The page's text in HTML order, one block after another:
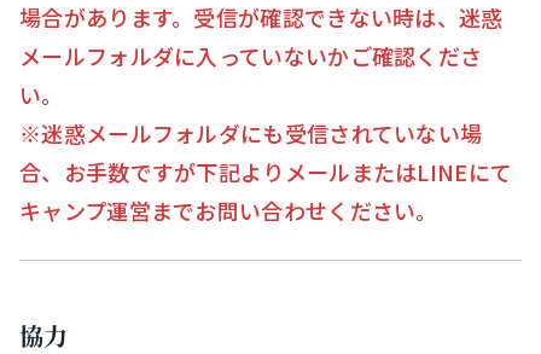
場合があります。受信が確認できない時は、迷惑
メールフォルダに入っていないかご確認くださ
い。
※迷惑メールフォルダにも受信されていない場
合、お手数ですが下記よりメールまたはLINEにて
キャンプ運営までお問い合わせください。
協力